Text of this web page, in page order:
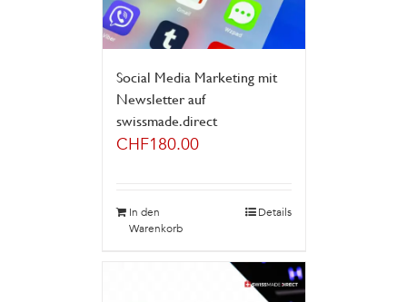
Social Media Marketing mit
Newsletter auf
swissmade.direct
CHF180.00
In den
Warenkorb
Details